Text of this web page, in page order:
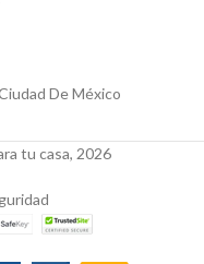
De México
tu casa, 2026